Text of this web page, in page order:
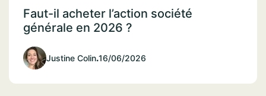
Faut-il acheter l’action société
générale en 2026 ?
Justine Colin.16/06/2026